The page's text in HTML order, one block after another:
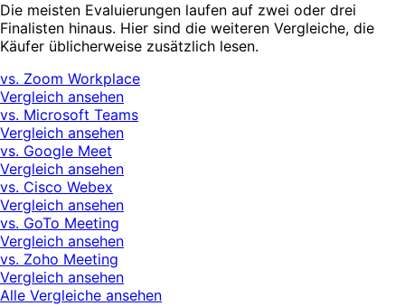
Die meisten Evaluierungen laufen auf zwei oder drei
Finalisten hinaus. Hier sind die weiteren Vergleiche, die
Käufer üblicherweise zusätzlich lesen.
vs. Zoom Workplace
Vergleich ansehen
vs. Microsoft Teams
Vergleich ansehen
vs. Google Meet
Vergleich ansehen
vs. Cisco Webex
Vergleich ansehen
vs. GoTo Meeting
Vergleich ansehen
vs. Zoho Meeting
Vergleich ansehen
Alle Vergleiche ansehen